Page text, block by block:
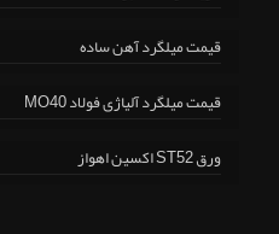
قیمت میلگرد آهن ساده
قیمت میلگرد آلیاژی فولاد MO40
ورق ST52 اکسین اهواز